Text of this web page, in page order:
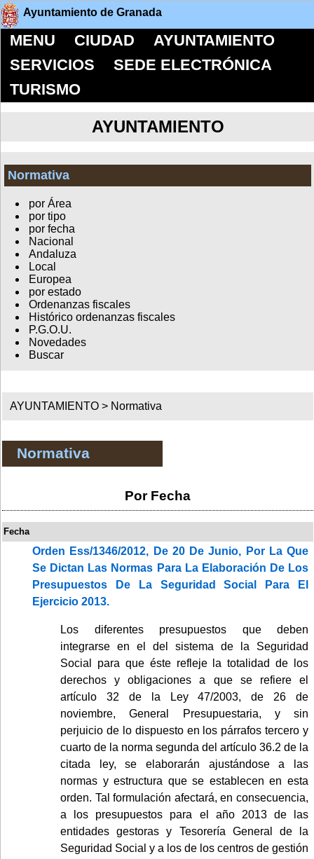
Ayuntamiento de Granada
MENU CIUDAD
AYUNTAMIENTO
SERVICIOS
SEDE ELECTRÓNICA
TURISMO
AYUNTAMIENTO
Normativa
por Área
por tipo
por fecha
Nacional
Andaluza
Local
Europea
por estado
Ordenanzas fiscales
Histórico ordenanzas fiscales
P.G.O.U.
Novedades
Buscar
AYUNTAMIENTO > Normativa
Normativa
Por Fecha
Fecha
Orden Ess/1346/2012, De 20 De Junio, Por La Que
Se Dictan Las Normas Para La Elaboración De Los
Presupuestos De La Seguridad Social Para El
Ejercicio 2013.
Los diferentes presupuestos que deben
integrarse en el del sistema de la Seguridad
Social para que éste refleje la totalidad de los
derechos y obligaciones a que se refiere el
artículo 32 de la Ley 47/2003, de 26 de
noviembre, General Presupuestaria, y sin
perjuicio de lo dispuesto en los párrafos tercero y
cuarto de la norma segunda del artículo 36.2 de la
citada ley, se elaborarán ajustándose a las
normas y estructura que se establecen en esta
orden. Tal formulación afectará, en consecuencia,
a los presupuestos para el año 2013 de las
entidades gestoras y Tesorería General de la
Seguridad Social y a los de los centros de gestión